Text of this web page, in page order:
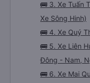
🚌 3. Xe Tuấn
Xe Sông Hinh)
🚌 4. Xe Quý
🚌 5. Xe Liên
Đông - Nam,
🚌 6. Xe Mai